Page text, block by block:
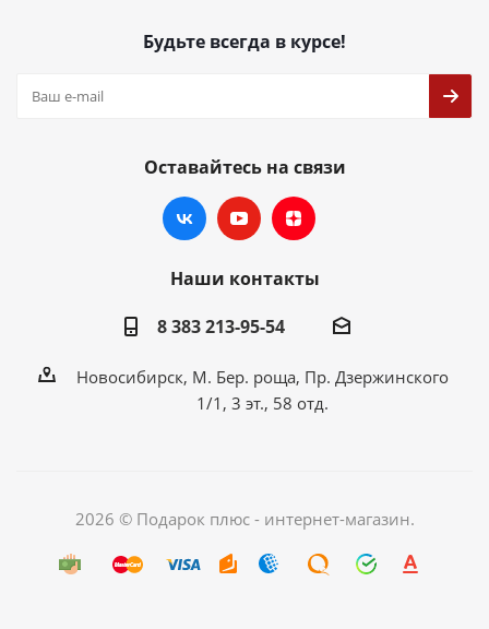
Будьте всегда в курсе!
Оставайтесь на связи
Наши контакты
8 383 213-95-54
Новосибирск, М. Бер. роща, Пр. Дзержинского
1/1, 3 эт., 58 отд.
2026 © Подарок плюс - интернет-магазин.